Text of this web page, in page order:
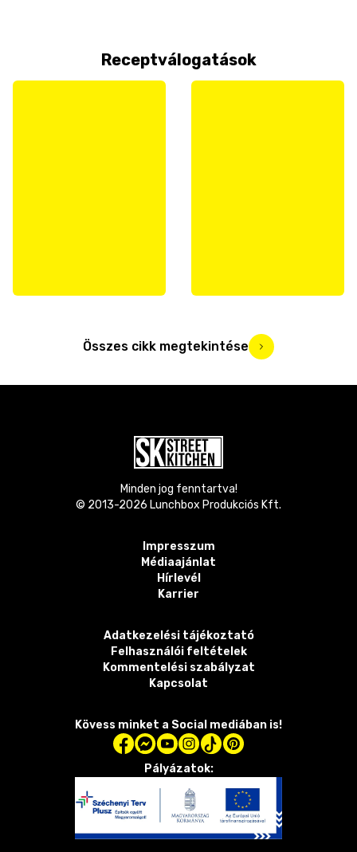
Receptválogatások
Összes cikk megtekintése
Minden jog fenntartva!
© 2013-2026 Lunchbox Produkciós Kft.
Impresszum
Médiaajánlat
Hírlevél
Karrier
Adatkezelési tájékoztató
Felhasználói feltételek
Kommentelési szabályzat
Kapcsolat
Kövess minket a Social mediában is!
Pályázatok: